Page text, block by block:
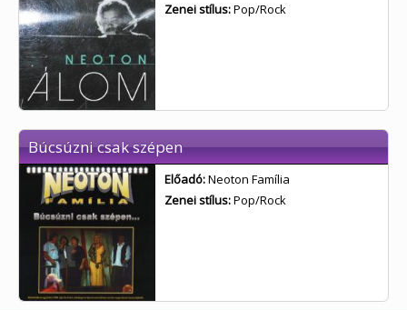
Zenei stílus:Pop/Rock
Búcsúzni csak szépen
Előadó:Neoton Família
Zenei stílus:Pop/Rock